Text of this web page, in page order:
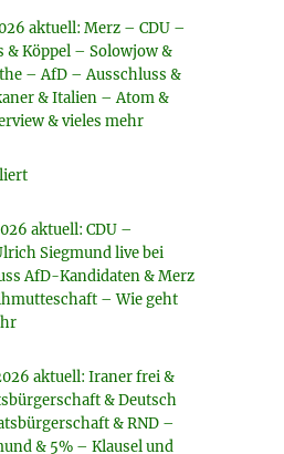
aktuell: Merz – CDU –
& Köppel – Solowjow &
– AfD – Ausschluss &
& Italien – Atom &
& vieles mehr
aktuell: CDU –
Siegmund live bei
AfD-Kandidaten & Merz
– Wie geht
aktuell: Iraner frei &
& Deutsch
& RND –
& 5% – Klausel und